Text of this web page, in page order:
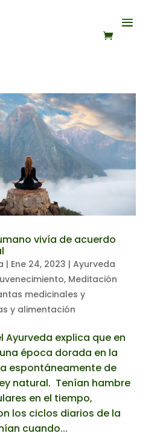
vivía de acuerdo
| Ene 24, 2023 | Ayurveda
, Meditación
medicinales y
y alimentación
Ayurveda explica que en
época dorada en la
espontáneamente de
natural. Tenían hambre
en el tiempo,
los ciclos diarios de la
cuando...